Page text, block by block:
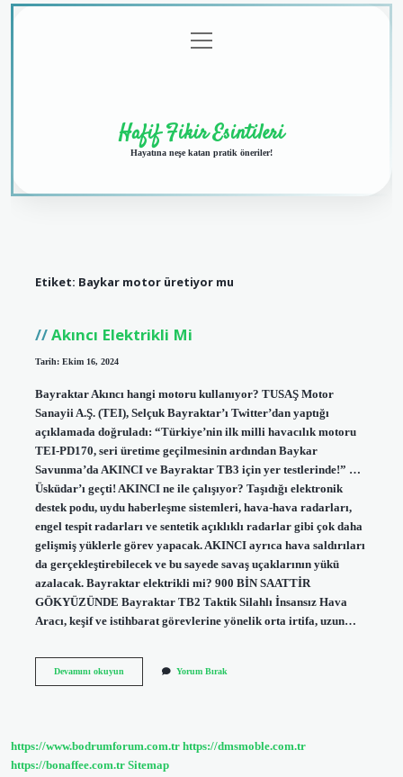
menüyü
aç
Hafif Fikir Esintileri
Hayatına neşe katan pratik öneriler!
Etiket: Baykar motor üretiyor mu
Akıncı Elektrikli Mi
Tarih: Ekim 16, 2024
Bayraktar Akıncı hangi motoru kullanıyor? TUSAŞ Motor
Sanayii A.Ş. (TEI), Selçuk Bayraktar’ı Twitter’dan yaptığı
açıklamada doğruladı: “Türkiye’nin ilk milli havacılık motoru
TEI-PD170, seri üretime geçilmesinin ardından Baykar
Savunma’da AKINCI ve Bayraktar TB3 için yer testlerinde!” …
Üsküdar’ı geçti! AKINCI ne ile çalışıyor? Taşıdığı elektronik
destek podu, uydu haberleşme sistemleri, hava-hava radarları,
engel tespit radarları ve sentetik açıklıklı radarlar gibi çok daha
gelişmiş yüklerle görev yapacak. AKINCI ayrıca hava saldırıları
da gerçekleştirebilecek ve bu sayede savaş uçaklarının yükü
azalacak. Bayraktar elektrikli mi? 900 BİN SAATTİR
GÖKYÜZÜNDE Bayraktar TB2 Taktik Silahlı İnsansız Hava
Aracı, keşif ve istihbarat görevlerine yönelik orta irtifa, uzun…
Devamını okuyunAkıncı
Yorum Bırak
https://www.bodrumforum.com.tr https://dmsmoble.com.tr
https://bonaffee.com.tr Sitemap